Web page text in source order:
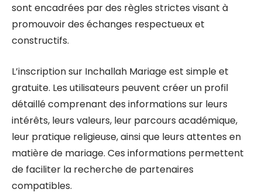
sont encadrées par des règles strictes visant à
promouvoir des échanges respectueux et
constructifs.
L’inscription sur Inchallah Mariage est simple et
gratuite. Les utilisateurs peuvent créer un profil
détaillé comprenant des informations sur leurs
intérêts, leurs valeurs, leur parcours académique,
leur pratique religieuse, ainsi que leurs attentes en
matière de mariage. Ces informations permettent
de faciliter la recherche de partenaires
compatibles.